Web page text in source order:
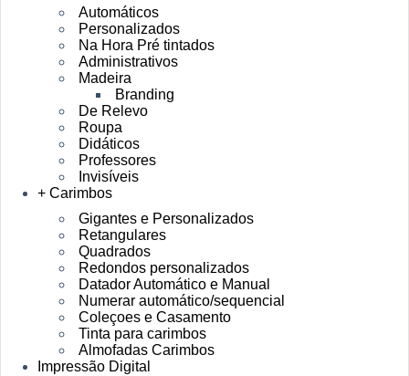
Automáticos
Personalizados
Na Hora Pré tintados
Administrativos
Madeira
Branding
De Relevo
Roupa
Didáticos
Professores
Invisíveis
+ Carimbos
Gigantes e Personalizados
Retangulares
Quadrados
Redondos personalizados
Datador Automático e Manual
Numerar automático/sequencial
Coleçoes e Casamento
Tinta para carimbos
Almofadas Carimbos
Impressão Digital